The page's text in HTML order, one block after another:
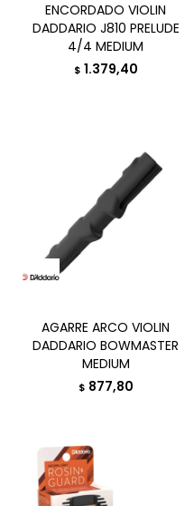
ENCORDADO VIOLIN
DADDARIO J810 PRELUDE
4/4 MEDIUM
$ 1.379,40
AGARRE ARCO VIOLIN
DADDARIO BOWMASTER
MEDIUM
$ 877,80